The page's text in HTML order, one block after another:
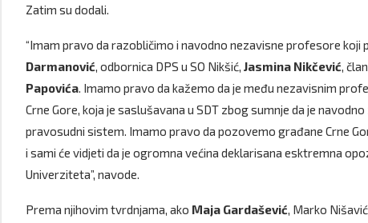
Zatim su dodali.
“Imam pravo da razobličimo i navodno nezavisne profesore
Darmanović, odbornica DPS u SO Nikšić, Jasmina Nikčević,
Papovića. Imamo pravo da kažemo da je među nezavisnim
Crne Gore, koja je saslušavana u SDT zbog sumnje da je
pravosudni sistem. Imamo pravo da pozovemo građane Crne
i sami će vidjeti da je ogromna većina deklarisana esktremna
Univerziteta”, navode.
Prema njihovim tvrdnjama, ako Maja Gardašević, Marko